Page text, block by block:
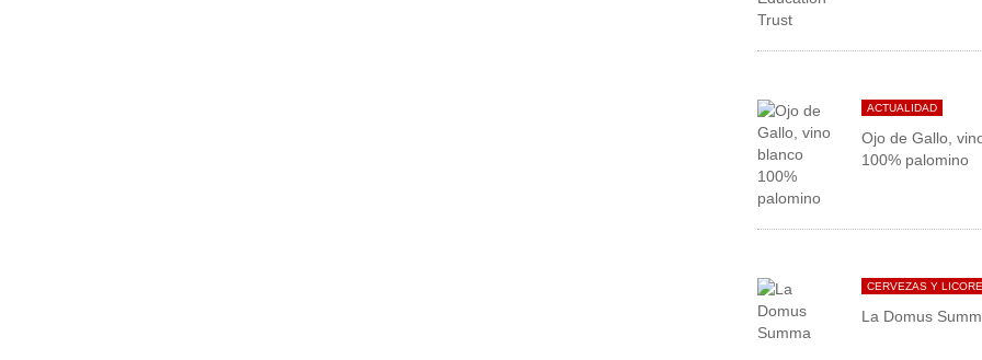
ACTUALIDAD
Ojo de Gallo,
100% palomino
CERVEZAS Y
La Domus